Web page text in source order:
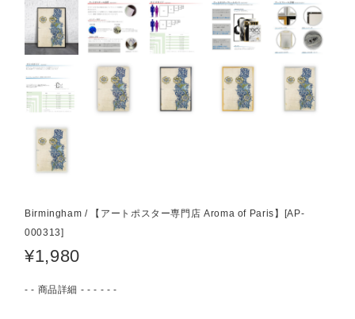
Birmingham / 【アートポスター専門店 Aroma of Paris】[AP-
000313]
¥1,980
- - 商品詳細 - - - - - -